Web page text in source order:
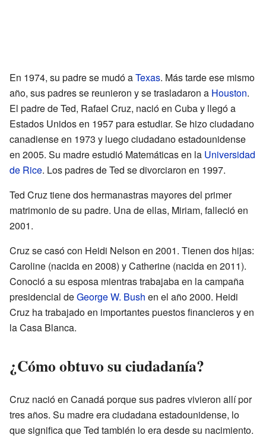
En 1974, su padre se mudó aTexas. Más tarde ese mismo
año, sus padres se reunieron y se trasladaron a Houston.
El padre de Ted, Rafael Cruz, nació en Cuba y llegó a
Estados Unidos en 1957 para estudiar. Se hizo ciudadano
canadiense en 1973 y luego ciudadano estadounidense
en 2005. Su madre estudió Matemáticas en la Universidad
de Rice. Los padres de Ted se divorciaron en 1997.
Ted Cruz tiene dos hermanastras mayores del primer
matrimonio de su padre. Una de ellas, Miriam, falleció en
2001.
Cruz se casó con Heidi Nelson en 2001. Tienen dos hijas:
Caroline (nacida en 2008) y Catherine (nacida en 2011).
Conoció a su esposa mientras trabajaba en la campaña
presidencial deGeorge W. Bush en el año 2000. Heidi
Cruz ha trabajado en importantes puestos financieros y en
la Casa Blanca.
¿Cómo obtuvo su ciudadanía?
Cruz nació en Canadá porque sus padres vivieron allí por
tres años. Su madre era ciudadana estadounidense, lo
que significa que Ted también lo era desde su nacimiento.